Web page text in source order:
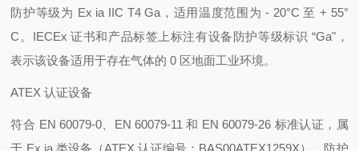
防护等级为 Ex ia IIC T4 Ga，适用温度范围为 - 20°C 至 + 55°
C。IECEx 证书和产品标签上标注有设备防护等级标识 “Ga"，
表示该设备适用于存在气体的 0 区地面工业环境。
ATEX 认证设备
符合 EN 60079-0、EN 60079-11 和 EN 60079-26 标准认证，属
于 Ex ia 类设备（ATEX 认证编号：BAS00ATEX1259X），防护